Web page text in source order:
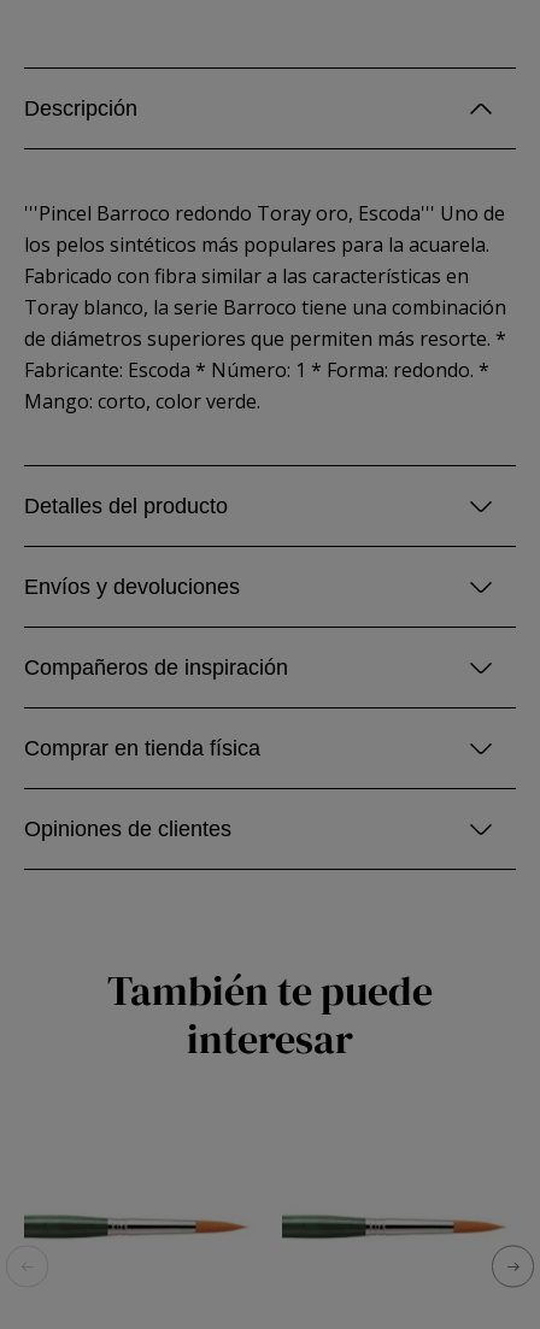
Descripción
'''Pincel Barroco redondo Toray oro, Escoda''' Uno de
los pelos sintéticos más populares para la acuarela.
Fabricado con fibra similar a las características en
Toray blanco, la serie Barroco tiene una combinación
de diámetros superiores que permiten más resorte. *
Fabricante: Escoda * Número: 1 * Forma: redondo. *
Mango: corto, color verde.
Detalles del producto
Envíos y devoluciones
Compañeros de inspiración
Comprar en tienda física
Opiniones de clientes
También te puede
interesar